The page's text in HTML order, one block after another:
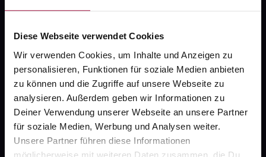
Diese Webseite verwendet Cookies
Wir verwenden Cookies, um Inhalte und Anzeigen zu
personalisieren, Funktionen für soziale Medien anbieten
zu können und die Zugriffe auf unsere Webseite zu
analysieren. Außerdem geben wir Informationen zu
Deiner Verwendung unserer Webseite an unsere Partner
für soziale Medien, Werbung und Analysen weiter.
Unsere Partner führen diese Informationen
möglicherweise mit weiteren Daten zusammen, die Du
gesund-versorger.de
Sanitätshäuser
Datenschutz
AGB